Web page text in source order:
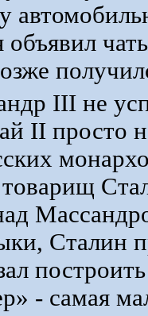
объявил
III не
II просто
Сталин
- самая